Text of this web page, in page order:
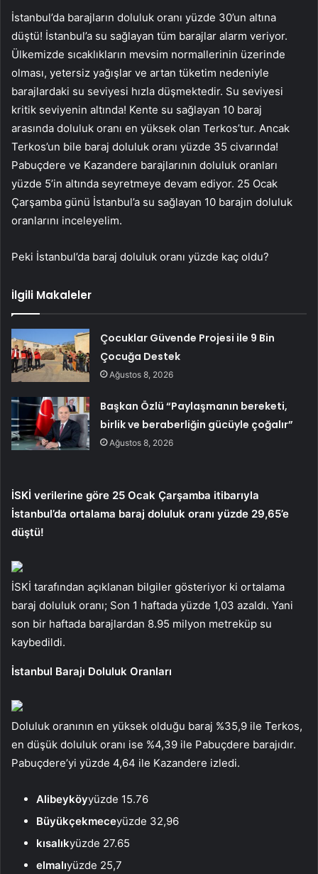
İstanbul’da barajların doluluk oranı yüzde 30’un altına
düştü! İstanbul’a su sağlayan tüm barajlar alarm veriyor.
Ülkemizde sıcaklıkların mevsim normallerinin üzerinde
olması, yetersiz yağışlar ve artan tüketim nedeniyle
barajlardaki su seviyesi hızla düşmektedir. Su seviyesi
kritik seviyenin altında! Kente su sağlayan 10 baraj
arasında doluluk oranı en yüksek olan Terkos’tur. Ancak
Terkos’un bile baraj doluluk oranı yüzde 35 civarında!
Pabuçdere ve Kazandere barajlarının doluluk oranları
yüzde 5’in altında seyretmeye devam ediyor. 25 Ocak
Çarşamba günü İstanbul’a su sağlayan 10 barajın doluluk
oranlarını inceleyelim.
Peki İstanbul’da baraj doluluk oranı yüzde kaç oldu?
İlgili Makaleler
Çocuklar Güvende Projesi ile 9 Bin
Çocuğa Destek
Ağustos 8, 2026
Başkan Özlü “Paylaşmanın bereketi,
birlik ve beraberliğin gücüyle çoğalır”
Ağustos 8, 2026
İSKİ verilerine göre 25 Ocak Çarşamba itibarıyla
İstanbul’da ortalama baraj doluluk oranı yüzde 29,65’e
düştü!
İSKİ tarafından açıklanan bilgiler gösteriyor ki ortalama
baraj doluluk oranı; Son 1 haftada yüzde 1,03 azaldı. Yani
son bir haftada barajlardan 8.95 milyon metreküp su
kaybedildi.
İstanbul Barajı Doluluk Oranları
Doluluk oranının en yüksek olduğu baraj %35,9 ile Terkos,
en düşük doluluk oranı ise %4,39 ile Pabuçdere barajıdır.
Pabuçdere’yi yüzde 4,64 ile Kazandere izledi.
Alibeyköyyüzde 15.76
Büyükçekmeceyüzde 32,96
kısalıkyüzde 27.65
elmalıyüzde 25,7